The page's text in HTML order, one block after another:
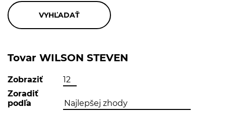
Tovar WILSON STEVEN
Zobraziť
Zoradiť
podľa